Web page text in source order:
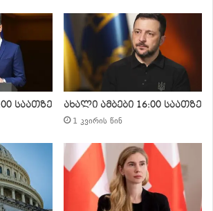
საათზე ახალი ამბები 16:00 საათზე
1 კვირის წინ